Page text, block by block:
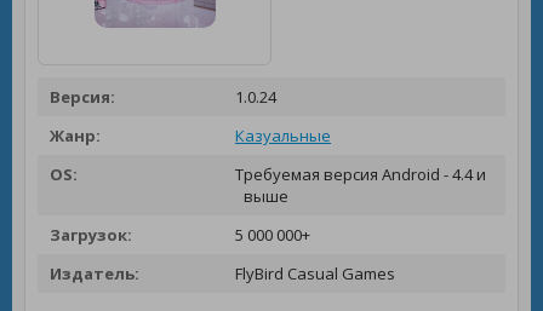
Версия:
1.0.24
Жанр:
Казуальные
OS:
Требуемая версия Android - 4.4 и
выше
Загрузок:
5 000 000+
Издатель:
FlyBird Casual Games